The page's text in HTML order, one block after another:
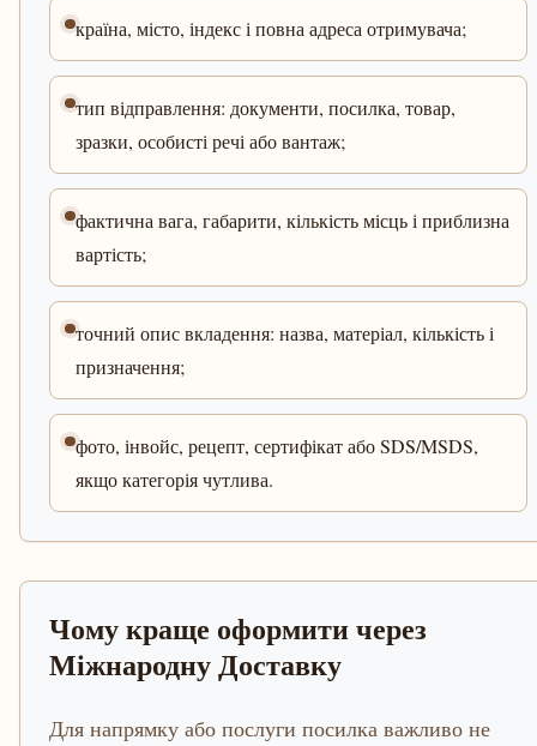
країна, місто, індекс і повна адреса отримувача;
тип відправлення: документи, посилка, товар,
зразки, особисті речі або вантаж;
фактична вага, габарити, кількість місць і приблизна
вартість;
точний опис вкладення: назва, матеріал, кількість і
призначення;
фото, інвойс, рецепт, сертифікат або SDS/MSDS,
якщо категорія чутлива.
Чому краще оформити через
Міжнародну Доставку
Для напрямку або послуги посилка важливо не